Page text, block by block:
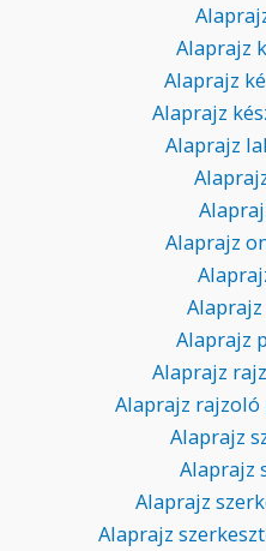
Alaprajz
Alaprajz
Alaprajz
Alaprajz
Alaprajz
Alaprajz
Alaprajz
Alaprajz
Alaprajz
Alaprajz
Alaprajz
Alaprajz